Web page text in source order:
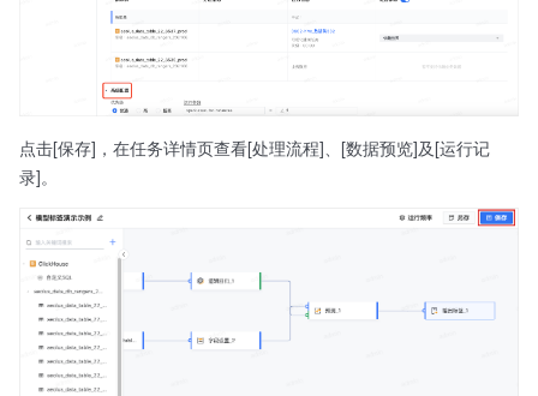
点击[保存]，在任务详情页查看[处理流程]、[数据预览]及[运行记
录]。